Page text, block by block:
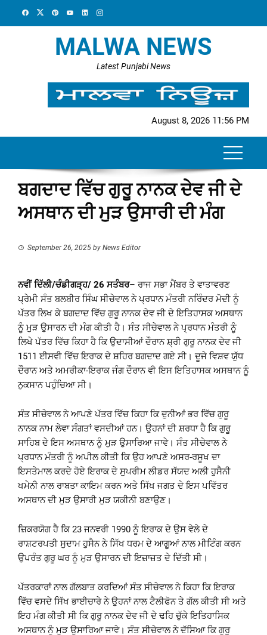
MALWA NEWS
Latest Punjabi News
August 8, 2026 11:56 PM
ਬਗਦਾਦ ਵਿੱਚ ਗੁਰੂ ਨਾਨਕ ਦੇਵ ਜੀ ਦੇ
ਅਸਥਾਨ ਦੀ ਮੁੜ ਉਸਾਰੀ ਦੀ ਮੰਗ
September 26, 2025 by News Editor
ਨਵੀਂ ਦਿੱਲੀ/ਚੰਡੀਗੜ੍ਹ/ 26 ਸਤੰਬਰ– ਰਾਜ ਸਭਾ ਮੈਂਬਰ ਤੇ ਵਾਤਾਵਰਣ
ਪ੍ਰੇਮੀ ਸੰਤ ਬਲਬੀਰ ਸਿੰਘ ਸੀਚੇਵਾਲ ਨੇ ਪ੍ਰਧਾਨ ਮੰਤਰੀ ਨਰਿੰਦਰ ਮੋਦੀ ਨੂੰ
ਪੱਤਰ ਲਿਖ ਕੇ ਬਗਦਾਦ ਵਿੱਚ ਗੁਰੂ ਨਾਨਕ ਦੇਵ ਜੀ ਦੇ ਇਤਿਹਾਸਕ ਅਸਥਾਨ
ਨੂੰ ਮੁੜ ਉਸਾਰਨ ਦੀ ਮੰਗ ਕੀਤੀ ਹੈ। ਸੰਤ ਸੀਚੇਵਾਲ ਨੇ ਪ੍ਰਧਾਨ ਮੰਤਰੀ ਨੂੰ
ਲਿਖੇ ਪੱਤਰ ਵਿੱਚ ਕਿਹਾ ਹੈ ਕਿ ਉਦਾਸੀਆਂ ਦੌਰਾਨ ਸ਼੍ਰੀ ਗੁਰੂ ਨਾਨਕ ਦੇਵ ਜੀ
1511 ਈਸਵੀ ਵਿੱਚ ਇਰਾਕ ਦੇ ਸ਼ਹਿਰ ਬਗਦਾਦ ਗਏ ਸੀ। ਦੂਜੇ ਵਿਸ਼ਵ ਯੁੱਧ
ਦੌਰਾਨ ਅਤੇ ਅਮਰੀਕਾ-ਇਰਾਕ ਜੰਗ ਦੌਰਾਨ ਵੀ ਇਸ ਇਤਿਹਾਸਕ ਅਸਥਾਨ ਨੂੰ
ਨੁਕਸਾਨ ਪਹੁੰਚਿਆ ਸੀ।
ਸੰਤ ਸੀਚੇਵਾਲ ਨੇ ਆਪਣੇ ਪੱਤਰ ਵਿੱਚ ਕਿਹਾ ਕਿ ਦੁਨੀਆਂ ਭਰ ਵਿੱਚ ਗੁਰੂ
ਨਾਨਕ ਨਾਮ ਲੇਵਾ ਸੰਗਤਾਂ ਵਸਦੀਆਂ ਹਨ। ਉਹਨਾਂ ਦੀ ਸ਼ਰਧਾ ਹੈ ਕਿ ਗੁਰੂ
ਸਾਹਿਬ ਦੇ ਇਸ ਅਸਥਾਨ ਨੂੰ ਮੁੜ ਉਸਾਰਿਆ ਜਾਵੇ। ਸੰਤ ਸੀਚੇਵਾਲ ਨੇ
ਪ੍ਰਧਾਨ ਮੰਤਰੀ ਨੂੰ ਅਪੀਲ ਕੀਤੀ ਕਿ ਉਹ ਆਪਣੇ ਅਸਰ-ਰਸੂਖ ਦਾ
ਇਸਤੇਮਾਲ ਕਰਦੇ ਹੋਏ ਇਰਾਕ ਦੇ ਸੁਪਰੀਮ ਲੀਡਰ ਸੱਯਦ ਅਲੀ ਹੁਸੈਨੀ
ਖਮੇਨੀ ਨਾਲ ਰਾਬਤਾ ਕਾਇਮ ਕਰਨ ਅਤੇ ਸਿੱਖ ਜਗਤ ਦੇ ਇਸ ਪਵਿੱਤਰ
ਅਸਥਾਨ ਦੀ ਮੁੜ ਉਸਾਰੀ ਮੁੜ ਯਕੀਨੀ ਬਣਾਉਣ।
ਜ਼ਿਕਰਯੋਗ ਹੈ ਕਿ 23 ਜਨਵਰੀ 1990 ਨੂੰ ਇਰਾਕ ਦੇ ਉਸ ਵੇਲੇ ਦੇ
ਰਾਸ਼ਟਰਪਤੀ ਸੁਦਾਮ ਹੁਸੈਨ ਨੇ ਸਿੱਖ ਧਰਮ ਦੇ ਆਗੂਆਂ ਨਾਲ ਮੀਟਿੰਗ ਕਰਨ
ਉਪਰੰਤ ਗੁਰੂ ਘਰ ਨੂੰ ਮੁੜ ਉਸਾਰਨ ਦੀ ਇਜ਼ਾਜ਼ਤ ਦੇ ਦਿੱਤੀ ਸੀ।
ਪੱਤਰਕਾਰਾਂ ਨਾਲ ਗੱਲਬਾਤ ਕਰਦਿਆਂ ਸੰਤ ਸੀਚੇਵਾਲ ਨੇ ਕਿਹਾ ਕਿ ਇਰਾਕ
ਵਿੱਚ ਵਸਦੇ ਸਿੱਖ ਭਾਈਚਾਰੇ ਨੇ ਉਹਨਾਂ ਨਾਲ ਟੈਲੀਫੋਨ ਤੇ ਗੱਲ ਕੀਤੀ ਸੀ ਅਤੇ
ਇਹ ਮੰਗ ਕੀਤੀ ਸੀ ਕਿ ਗੁਰੂ ਨਾਨਕ ਦੇਵ ਜੀ ਦੇ ਢਹਿ ਚੁੱਕੇ ਇਤਿਹਾਸਿਕ
ਅਸਥਾਨ ਨੂੰ ਮੁੜ ਉਸਾਰਿਆ ਜਾਵੇ। ਸੰਤ ਸੀਚੇਵਾਲ ਨੇ ਦੱਸਿਆ ਕਿ ਗੁਰੂ